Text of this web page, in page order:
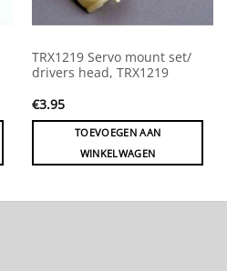
TRX1219 Servo mount set/
drivers head, TRX1219
€3.95
TOEVOEGEN AAN
WINKELWAGEN